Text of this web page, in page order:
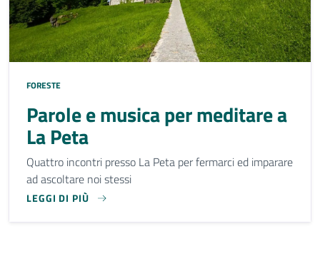
FORESTE
Parole e musica per meditare a
La Peta
Quattro incontri presso La Peta per fermarci ed imparare
ad ascoltare noi stessi
LEGGI DI PIÙ
QUATTRO INCONTRI PRESSO LA PETA PER FERMARCI ED